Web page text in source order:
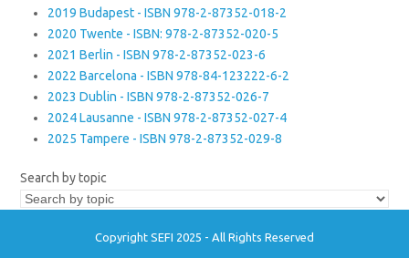
2019 Budapest - ISBN 978-2-87352-018-2
2020 Twente - ISBN: 978-2-87352-020-5
2021 Berlin - ISBN 978-2-87352-023-6
2022 Barcelona - ISBN 978-84-123222-6-2
2023 Dublin - ISBN 978-2-87352-026-7
2024 Lausanne - ISBN 978-2-87352-027-4
2025 Tampere - ISBN 978-2-87352-029-8
Search by topic
Copyright SEFI 2025 - All Rights Reserved